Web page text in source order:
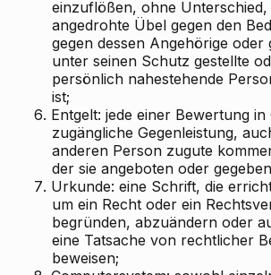
einzuflößen, ohne Unterschied,
angedrohte Übel gegen den
gegen dessen Angehörige oder
unter seinen Schutz gestellte
persönlich nahestehende
ist;
6. Entgelt: jede einer Bewertung in
zugängliche Gegenleistung,
anderen Person zugute
der sie angeboten oder
7. Urkunde: eine Schrift, die
um ein Recht oder ein
begründen, abzuändern oder
eine Tatsache von rechtlicher
beweisen;